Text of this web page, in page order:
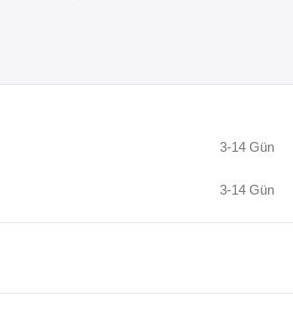
3-14 Gün
3-14 Gün